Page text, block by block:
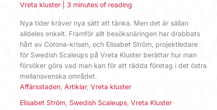
Vreta kluster
3 minutes of reading
Nya tider kräver nya sätt att tänka. Men det är sällan
alldeles enkelt. Framför allt besöksnäringen har drabbats
hårt av Corona-krisen, och Elisabet Ström, projektledare
för Swedish Scaleups på Vreta Kluster berättar hur man
försöker göra vad man kan för att rädda företag i det östra
mellansvenska området.
Affärsstaden Artiklar, Vreta kluster
Elisabet Ström Swedish Scaleups Vreta Kluster